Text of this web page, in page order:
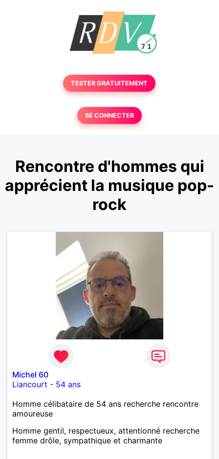
TESTER GRATUITEMENT
SE CONNECTER
Rencontre d'hommes qui
apprécient la musique pop-
rock
Michel 60
Liancourt - 54 ans
Homme célibataire de 54 ans recherche rencontre
amoureuse
Homme gentil, respectueux, attentionné recherche
femme drôle, sympathique et charmante